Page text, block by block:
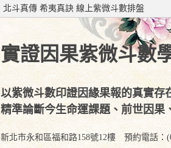
北斗真傳 希夷真訣 線上紫微斗數排盤
實證因果紫微斗數
以紫微斗數印證因緣果報的真實存
精準論斷今生命運課題、前世因果
新北市永和區福和路158號12樓 預約電話：